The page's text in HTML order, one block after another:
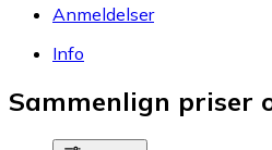
Anmeldelser
Info
Sammenlign priser